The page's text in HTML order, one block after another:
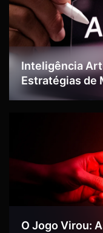
Inteligência
Estratégias de
O Jogo Virou: